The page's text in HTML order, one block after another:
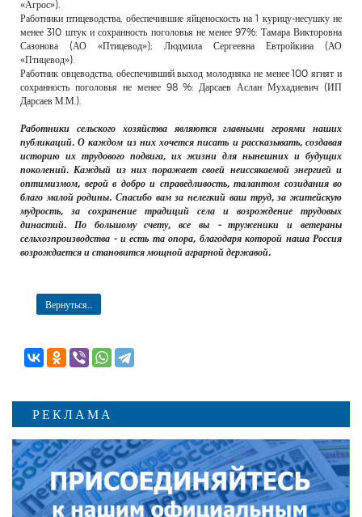
«Агрос»).
Работники птицеводства, обеспечившие яйценоскость на 1 курицу-несушку не
менее 310 штук и сохранность поголовья не менее 97%: Тамара Викторовна
Сазонова (АО «Птицевод»); Людмила Сергеевна Евтройкина (АО
«Птицевод»).
Работник овцеводства, обеспечивший выход молодняка не менее 100 ягнят и
сохранность поголовья не менее 98 %: Дарсаев Аслан Мухадиевич (ИП
Дарсаев М.М.).
Работники сельского хозяйства являются главными героями наших
публикаций. О каждом из них хочется писать и рассказывать, создавая
историю их трудового подвига, их жизни для нынешних и будущих
поколений. Каждый из них поражает своей неиссякаемой энергией и
оптимизмом, верой в добро и справедливость, талантом созидания во
благо малой родины. Спасибо вам за нелегкий ваш труд, за житейскую
мудрость, за сохранение традиций села и возрождение трудовых
династий. По большому счету, все вы - труженики и ветераны
сельхозпроизводства - и есть та опора, благодаря которой наша Россия
возрождается и становится мощной аграрной державой.
Вернуться...
РЕКЛАМА